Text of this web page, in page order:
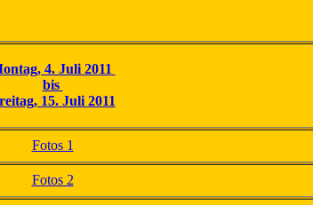
4. Juli 2011
bis
15. Juli 2011
Fotos 1
Fotos 2